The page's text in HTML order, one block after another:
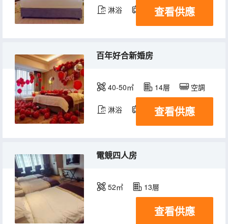
淋浴 電視機
查看供應
百年好合新婚房
40-50㎡ 14層 空調
淋浴 電視機
查看供應
電競四人房
52㎡ 13層
查看供應